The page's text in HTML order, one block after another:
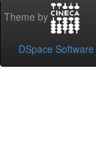
Theme by
DSpace Software